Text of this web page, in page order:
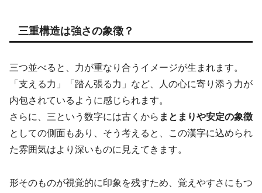
三重構造は強さの象徴？
三つ並べると、力が重なり合うイメージが生まれます。
「支える力」「踏ん張る力」など、人の心に寄り添う力が
内包されているように感じられます。
さらに、三という数字には古くから まとまりや安定の象徴
としての側面もあり、そう考えると、この漢字に込められ
た雰囲気はより深いものに見えてきます。
形そのものが視覚的に印象を残すため、覚えやすさにもつ